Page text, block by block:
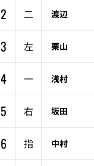
2
二 渡辺
3
左 栗山
4
一 浅村
5
右 坂田
6
指 中村